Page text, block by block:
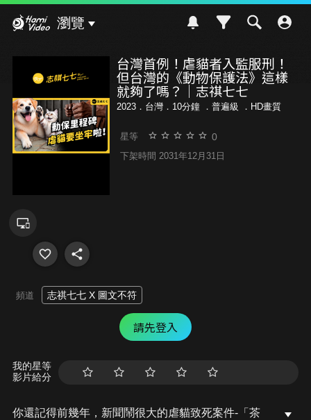
瀏覽
台灣首例！虐貓者入監服刑！
但台灣的《動物保護法》這樣
就夠了嗎？｜志祺七七
2023．台灣．10分鐘 ． 普遍級 ．HD畫質
星等 0
下架時間 2031年12月31日
頻道 志祺七七 X 圖文不符
請先登入
我的星等
影片給分
你還記得前幾年，新聞鬧很大的虐貓致死案件-「茶